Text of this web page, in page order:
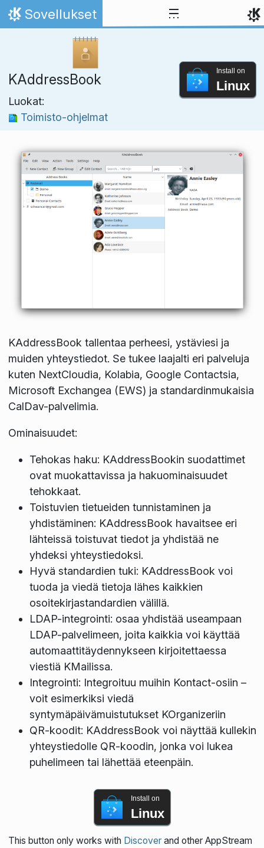
Skip to content
Home
Sovellukset
KAddressBook
Luokat:
Toimisto-ohjelmat
Install on
Linux
KAddressBook tallentaa perheesi, ystäviesi ja
muiden yhteystiedot. Se tukee laajalti eri palveluja
kuten NextCloudia, Kolabia, Google Contactsia,
Microsoft Exchangea (EWS) ja standardinmukaisia
CalDav-palvelimia.
Ominaisuudet:
Tehokas haku: KAddressBookin suodattimet
ovat muokattavissa ja hakuominaisuudet
tehokkaat.
Toistuvien tietueiden tunnistaminen ja
yhdistäminen: KAddressBook havaitsee eri
lähteissä toistuvat tiedot ja yhdistää ne
yhdeksi yhteystiedoksi.
Hyvä standardien tuki: KAddressBook voi
tuoda ja viedä tietoja lähes kaikkien
osoitekirjastandardien välillä.
LDAP-integrointi: osaa yhdistää useampaan
LDAP-palvelimeen, joita kaikkia voi käyttää
automaattitäydennykseen kirjoitettaessa
viestiä KMailissa.
Integrointi: Integroituu muihin Kontact-osiin –
voit esimerkiksi viedä
syntymäpäivämuistutukset KOrganizeriin
QR-koodit: KAddressBook voi näyttää kullekin
yhteystiedolle QR-koodin, jonka voi lukea
puhelimeen tai lähettää eteenpäin.
Install on
Linux
This button only works with Discoverand other AppStream